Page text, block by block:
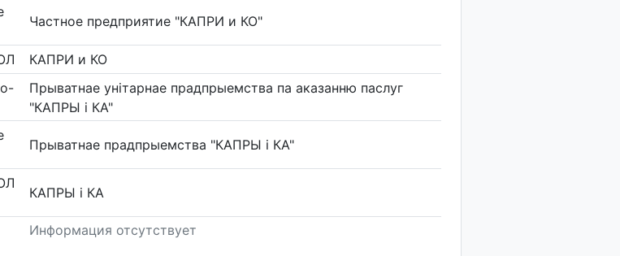
Частное предприятие "КАПРИ и КО"
КАПРИ и КО
Прыватнае унітарнае прадпрыемства па аказанню паслуг
"КАПРЫ і КА"
Прыватнае прадпрыемства "КАПРЫ і КА"
КАПРЫ і КА
Информация отсутствует